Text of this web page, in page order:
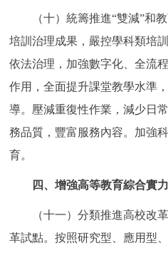
（十）統籌推進“雙減”和
培訓治理成果，嚴控學科類培
依法治理，加強數字化、全流
作用，全面提升課堂教學水準
導。壓減重復性作業，減少日
務品質，豐富服務內容。加強
育。
四、增強高等教育綜合實
（十一）分類推進高校改
革試點。按照研究型、應用型